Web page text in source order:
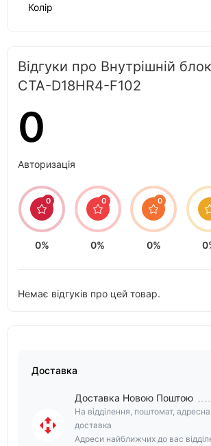
Колір
Відгуки про Внутрішній
CTA-D18HR4-F102
0
Авторизація
0
0%
0
0%
0
0%
Немає відгуків про цей товар.
Доставка
Доставка Новою Поштою
На відділення, поштомат, адресна
доставка
Адреси найближчих до вас